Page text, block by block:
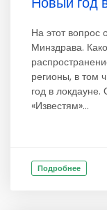
На этот вопрос
Минздрава.
регионы, в том
год в
«Известям»...
Подробнее